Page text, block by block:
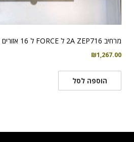
מרחיב 2A ZEP716 ל FORCE ל 16 אזורים כולל ספק
₪1,267.00
הוספה לסל